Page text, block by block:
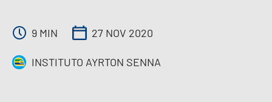
NOSSOS MATERIAIS
9 MIN 27 NOV 2020
INSTITUTO AYRTON SENNA